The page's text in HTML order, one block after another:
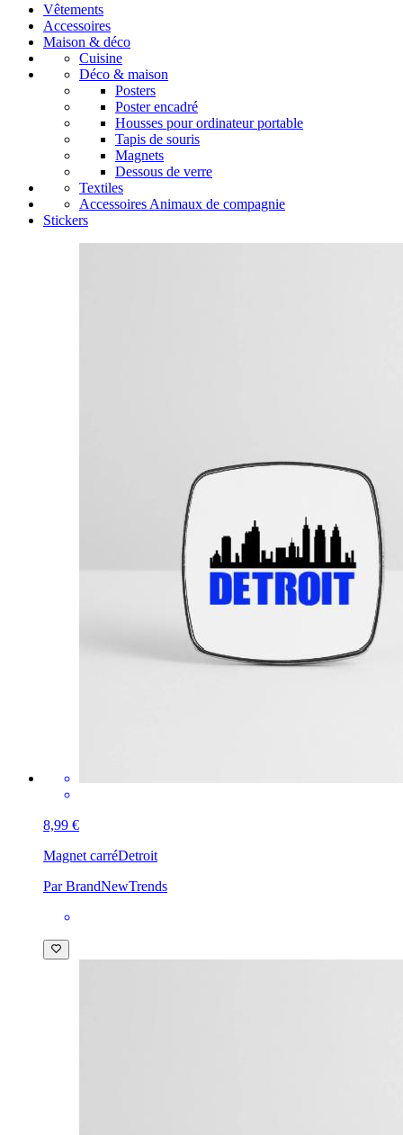
Vêtements
Accessoires
Maison & déco
Cuisine
Déco & maison
Posters
Poster encadré
Housses pour ordinateur portable
Tapis de souris
Magnets
Dessous de verre
Textiles
Accessoires Animaux de compagnie
Stickers
8,99 €
Magnet carréDetroit
Par BrandNewTrends